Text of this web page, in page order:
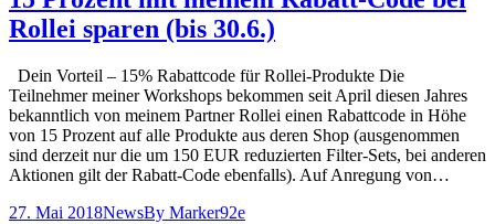
Rollei sparen (bis 30.6.)
Dein Vorteil – 15% Rabattcode für Rollei-Produkte Die
Teilnehmer meiner Workshops bekommen seit April diesen Jahres
bekanntlich von meinem Partner Rollei einen Rabattcode in Höhe
von 15 Prozent auf alle Produkte aus deren Shop (ausgenommen
sind derzeit nur die um 150 EUR reduzierten Filter-Sets, bei anderen
Aktionen gilt der Rabatt-Code ebenfalls). Auf Anregung von…
27. Mai 2018NewsBy Marker92e